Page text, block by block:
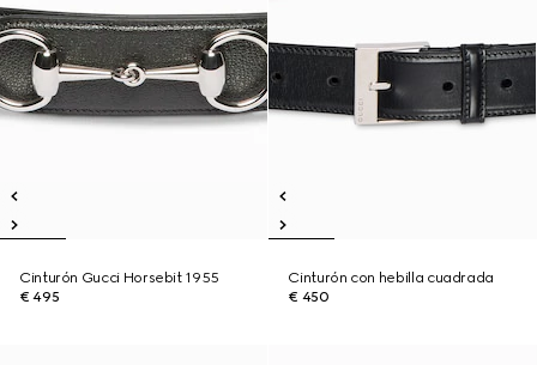
Cinturón Gucci Horsebit 1955
€ 495
Cinturón con hebilla cuadrada
€ 450